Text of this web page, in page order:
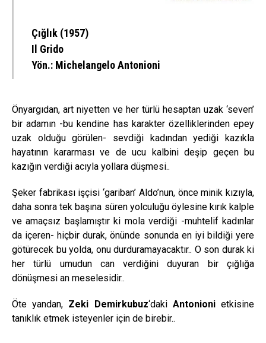
Çığlık (1957)
Il Grido
Yön.: Michelangelo Antonioni
Önyargıdan, art niyetten ve her türlü hesaptan uzak ‘seven’
bir adamın -bu kendine has karakter özelliklerinden epey
uzak olduğu görülen- sevdiği kadından yediği kazıkla
hayatının kararması ve de ucu kalbini deşip geçen bu
kazığın verdiği acıyla yollara düşmesi..
Şeker fabrikası işçisi ‘gariban’ Aldo’nun, önce minik kızıyla,
daha sonra tek başına süren yolculuğu öylesine kırık kalple
ve amaçsız başlamıştır ki mola verdiği -muhtelif kadınlar
da içeren- hiçbir durak, önünde sonunda en iyi bildiği yere
götürecek bu yolda, onu durduramayacaktır.. O son durak ki
her türlü umudun can verdiğini duyuran bir çığlığa
dönüşmesi an meselesidir..
Öte yandan, Zeki Demirkubuz‘daki Antonionietkisine
tanıklık etmek isteyenler için de birebir..